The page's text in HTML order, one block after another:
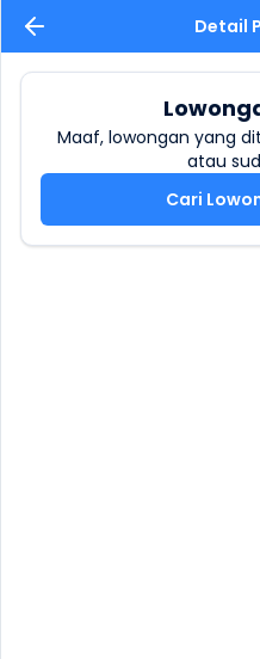
Detail
Maaf, lowongan yang
atau
Cari